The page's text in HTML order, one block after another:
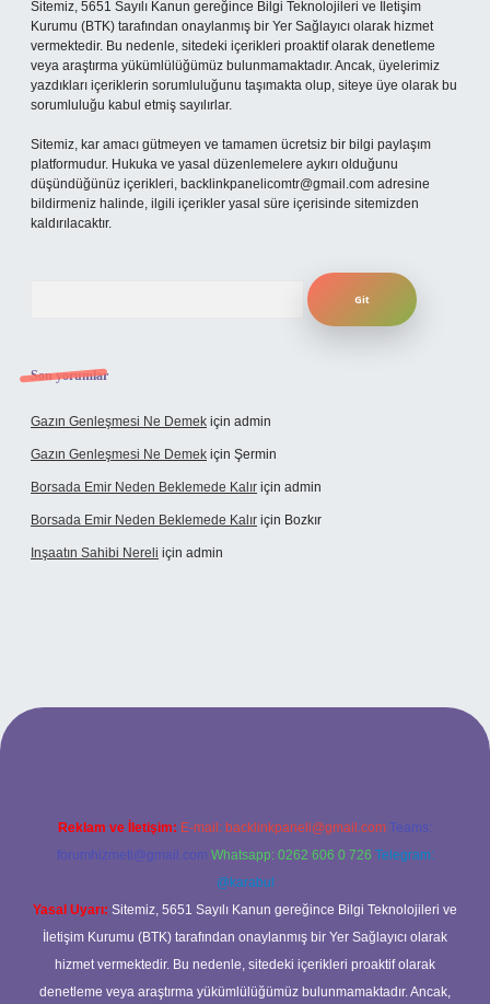
Sitemiz, 5651 Sayılı Kanun gereğince Bilgi Teknolojileri ve İletişim
Kurumu (BTK) tarafından onaylanmış bir Yer Sağlayıcı olarak hizmet
vermektedir. Bu nedenle, sitedeki içerikleri proaktif olarak denetleme
veya araştırma yükümlülüğümüz bulunmamaktadır. Ancak, üyelerimiz
yazdıkları içeriklerin sorumluluğunu taşımakta olup, siteye üye olarak bu
sorumluluğu kabul etmiş sayılırlar.
Sitemiz, kar amacı gütmeyen ve tamamen ücretsiz bir bilgi paylaşım
platformudur. Hukuka ve yasal düzenlemelere aykırı olduğunu
düşündüğünüz içerikleri, backlinkpanelicomtr@gmail.com adresine
bildirmeniz halinde, ilgili içerikler yasal süre içerisinde sitemizden
kaldırılacaktır.
Son yorumlar
Gazın Genleşmesi Ne Demek için admin
Gazın Genleşmesi Ne Demek için Şermin
Borsada Emir Neden Beklemede Kalır için admin
Borsada Emir Neden Beklemede Kalır için Bozkır
Inşaatın Sahibi Nereli için admin
Reklam ve İletişim: E-mail: backlinkpaneli@gmail.com Teams:
forumhizmeti@gmail.com Whatsapp: 0262 606 0 726 Telegram:
@karabul
Yasal Uyarı: Sitemiz, 5651 Sayılı Kanun gereğince Bilgi Teknolojileri ve
İletişim Kurumu (BTK) tarafından onaylanmış bir Yer Sağlayıcı olarak
hizmet vermektedir. Bu nedenle, sitedeki içerikleri proaktif olarak
denetleme veya araştırma yükümlülüğümüz bulunmamaktadır. Ancak,